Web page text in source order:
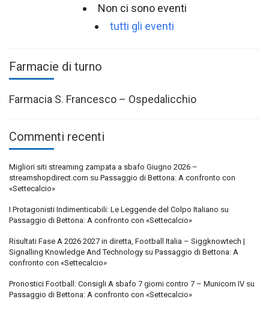
Non ci sono eventi
tutti gli eventi
Farmacie di turno
Farmacia S. Francesco – Ospedalicchio
Commenti recenti
Migliori siti streaming zampata a sbafo Giugno 2026 –
streamshopdirect.com su Passaggio di Bettona: A confronto con
«Settecalcio»
I Protagonisti Indimenticabili: Le Leggende del Colpo Italiano su
Passaggio di Bettona: A confronto con «Settecalcio»
Risultati Fase A 2026 2027 in diretta, Football Italia – Siggknowtech |
Signalling Knowledge And Technology su Passaggio di Bettona: A
confronto con «Settecalcio»
Pronostici Football: Consigli A sbafo 7 giorni contro 7 – Municorn IV su
Passaggio di Bettona: A confronto con «Settecalcio»